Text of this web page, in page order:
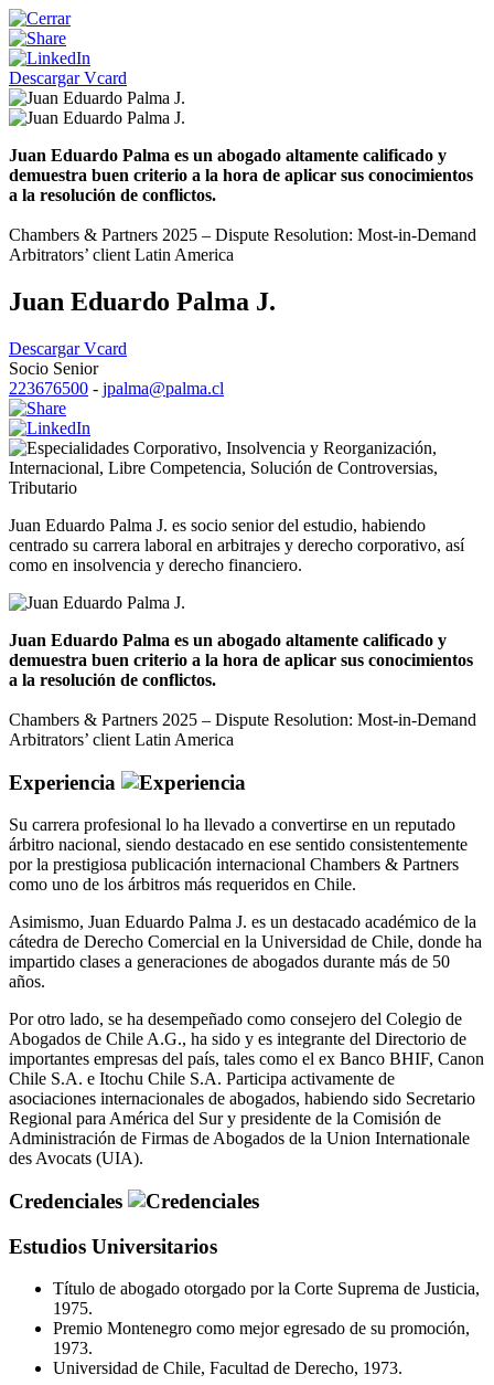
Descargar Vcard
Juan Eduardo Palma es un abogado altamente calificado y
demuestra buen criterio a la hora de aplicar sus conocimientos
a la resolución de conflictos.
Chambers & Partners 2025 – Dispute Resolution: Most-in-Demand
Arbitrators’ client Latin America
Juan Eduardo Palma J.
Descargar Vcard
Socio Senior
223676500 - jpalma@palma.cl
Corporativo, Insolvencia y Reorganización,
Internacional, Libre Competencia, Solución de Controversias,
Tributario
Juan Eduardo Palma J. es socio senior del estudio, habiendo
centrado su carrera laboral en arbitrajes y derecho corporativo, así
como en insolvencia y derecho financiero.
Juan Eduardo Palma es un abogado altamente calificado y
demuestra buen criterio a la hora de aplicar sus conocimientos
a la resolución de conflictos.
Chambers & Partners 2025 – Dispute Resolution: Most-in-Demand
Arbitrators’ client Latin America
Experiencia
Su carrera profesional lo ha llevado a convertirse en un reputado
árbitro nacional, siendo destacado en ese sentido consistentemente
por la prestigiosa publicación internacional Chambers & Partners
como uno de los árbitros más requeridos en Chile.
Asimismo, Juan Eduardo Palma J. es un destacado académico de la
cátedra de Derecho Comercial en la Universidad de Chile, donde ha
impartido clases a generaciones de abogados durante más de 50
años.
Por otro lado, se ha desempeñado como consejero del Colegio de
Abogados de Chile A.G., ha sido y es integrante del Directorio de
importantes empresas del país, tales como el ex Banco BHIF, Canon
Chile S.A. e Itochu Chile S.A. Participa activamente de
asociaciones internacionales de abogados, habiendo sido Secretario
Regional para América del Sur y presidente de la Comisión de
Administración de Firmas de Abogados de la Union Internationale
des Avocats (UIA).
Credenciales
Estudios Universitarios
Título de abogado otorgado por la Corte Suprema de Justicia,
1975.
Premio Montenegro como mejor egresado de su promoción,
1973.
Universidad de Chile, Facultad de Derecho, 1973.